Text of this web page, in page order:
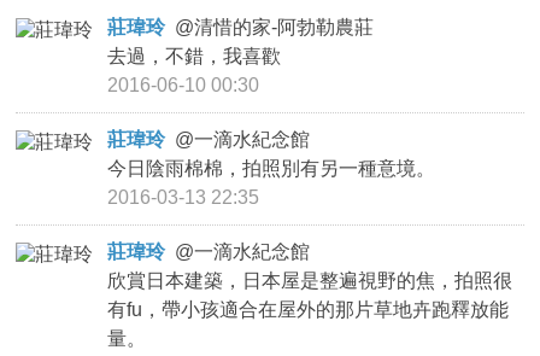
APP下載
莊瑋玲 @清惜的家-阿勃勒農莊
去過，不錯，我喜歡
2016-06-10 00:30
莊瑋玲 @一滴水紀念館
今日陰雨棉棉，拍照別有另一種意境。
2016-03-13 22:35
莊瑋玲 @一滴水紀念館
欣賞日本建築，日本屋是整遍視野的焦，拍照很
有fu，帶小孩適合在屋外的那片草地卉跑釋放能
量。